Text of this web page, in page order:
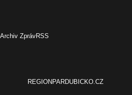
Archiv ZprávRSS
REGIONPARDUBICKO.CZ